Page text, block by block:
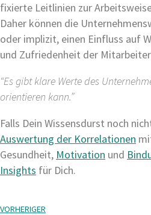
fixierte Leitlinien zur
Daher können die
oder implizit, einen Einfluss auf
und Zufriedenheit der
“Es gibt klare Werte des
orientieren kann.”
Falls Dein Wissensdurst noch
Auswertung der Korrelationen
Gesundheit, Motivation und
Insights für Dich.
VORHERIGER